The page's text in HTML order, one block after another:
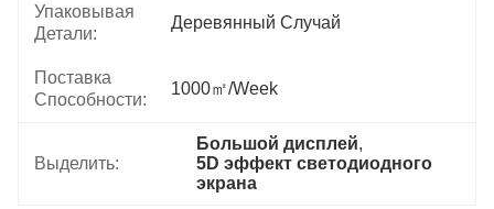
Упаковывая
Детали:
Деревянный Случай
Поставка
Способности:
1000㎡/week
Выделить:
Большой дисплей,
5D эффект светодиодного
экрана